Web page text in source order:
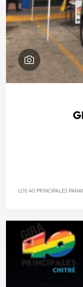
LOS 40 PRINCIPALES